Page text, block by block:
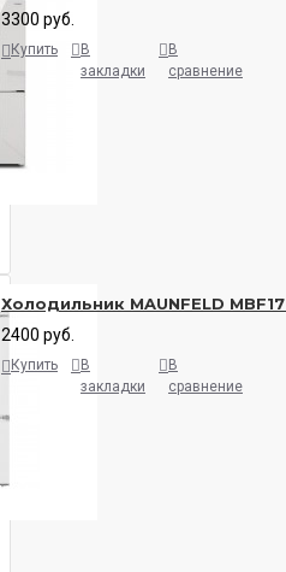
3300 руб.
Купить
В
закладки
В
сравнение
Холодильник MAUNFELD
2400 руб.
Купить
В
закладки
В
сравнение